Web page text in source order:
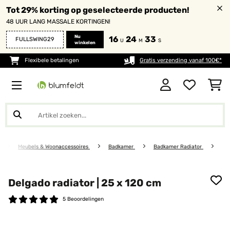
Tot 29% korting op geselecteerde producten!
48 UUR LANG MASSALE KORTINGEN!
FULLSWING29
Nu
winkelen
16 U 24 M 32 S
Flexibele betalingen Gratis verzending vanaf 100€*
Meubels & Woonaccessoires Badkamer Badkamer Radiator
Delgado radiator | 25 x 120 cm
5 Beoordelingen